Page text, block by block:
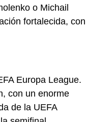
o Michail
fortalecida, con
Europa League.
con un enorme
de la UEFA